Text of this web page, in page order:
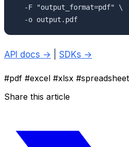
  -F "output_format=pdf" \
  -o output.pdf
API docs → SDKs →
#pdf #excel #xlsx #spreadsheet
Share this article